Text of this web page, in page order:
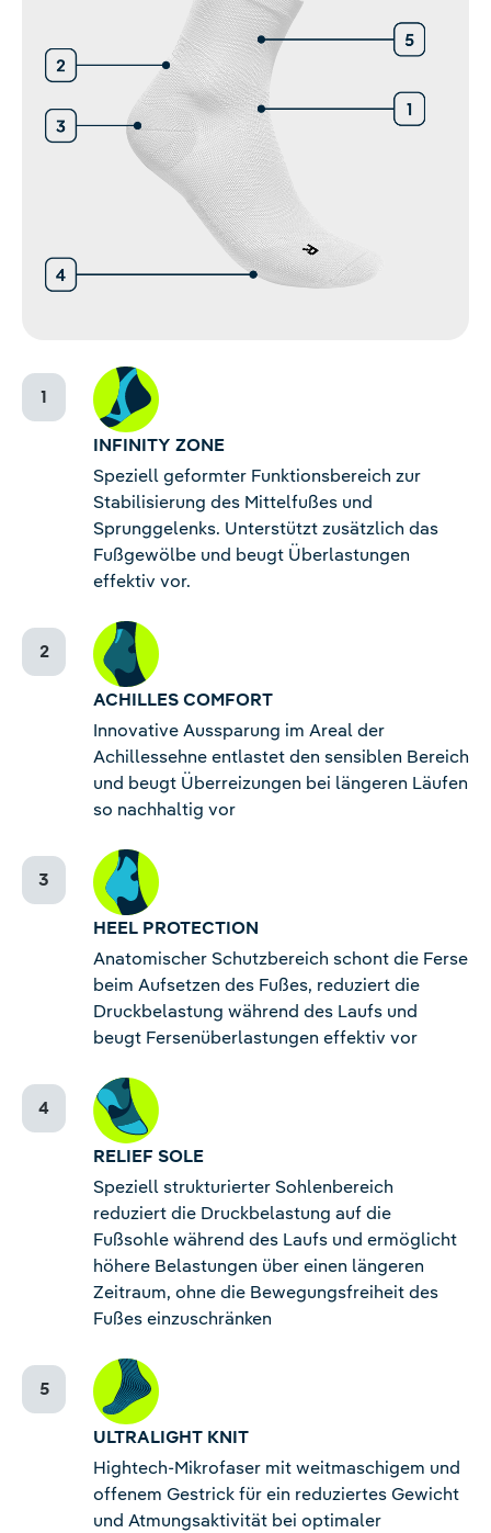
INFINITY ZONE
Speziell geformter Funktionsbereich zur
Stabilisierung des Mittelfußes und
Sprunggelenks. Unterstützt zusätzlich das
Fußgewölbe und beugt Überlastungen
effektiv vor.
ACHILLES COMFORT
Innovative Aussparung im Areal der
Achillessehne entlastet den sensiblen Bereich
und beugt Überreizungen bei längeren Läufen
so nachhaltig vor
HEEL PROTECTION
Anatomischer Schutzbereich schont die Ferse
beim Aufsetzen des Fußes, reduziert die
Druckbelastung während des Laufs und
beugt Fersenüberlastungen effektiv vor
RELIEF SOLE
Speziell strukturierter Sohlenbereich
reduziert die Druckbelastung auf die
Fußsohle während des Laufs und ermöglicht
höhere Belastungen über einen längeren
Zeitraum, ohne die Bewegungsfreiheit des
Fußes einzuschränken
ULTRALIGHT KNIT
Hightech-Mikrofaser mit weitmaschigem und
offenem Gestrick für ein reduziertes Gewicht
und Atmungsaktivität bei optimaler